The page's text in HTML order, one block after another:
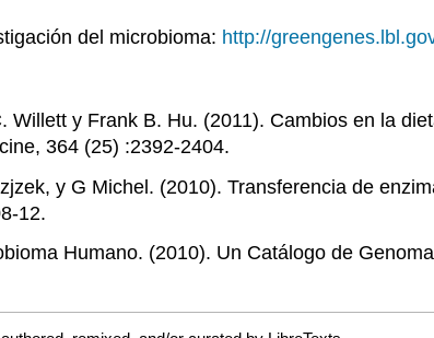
del microbioma: http://
y Frank B. Hu. (2011). Cambios en la
364 (25) :2392-2404.
y G Michel. (2010). Transferencia de
12.
Humano. (2010). Un Catálogo de